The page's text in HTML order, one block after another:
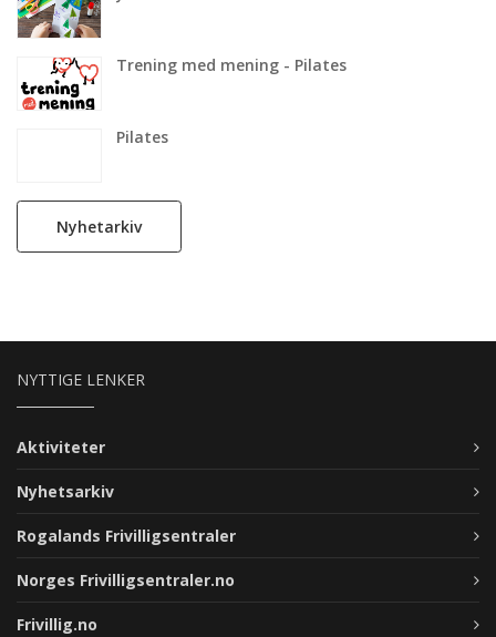
Trening med mening - Pilates
Pilates
Nyhetarkiv
NYTTIGE LENKER
Aktiviteter
Nyhetsarkiv
Rogalands Frivilligsentraler
Norges Frivilligsentraler.no
Frivillig.no